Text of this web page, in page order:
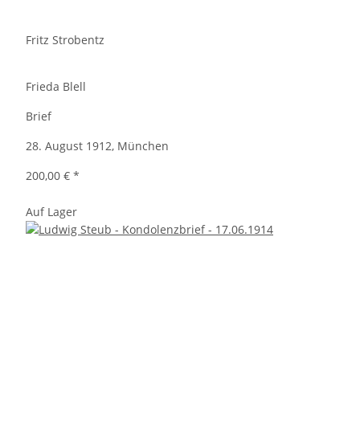
Fritz Strobentz
Frieda Blell
Brief
28. August 1912, München
200,00 € *
Auf Lager